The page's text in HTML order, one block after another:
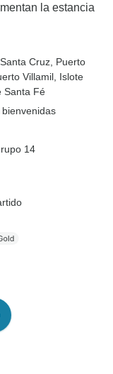
la estancia
Santa Cruz , Puerto
Villamil , Islote
Santa Fé
14